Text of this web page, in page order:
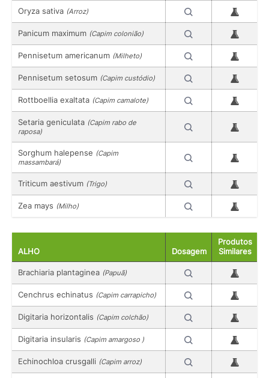
Oryza sativa (Arroz)
Panicum maximum (Capim colonião)
Pennisetum americanum (Milheto)
Pennisetum setosum (Capim custódio)
Rottboellia exaltata (Capim camalote)
Setaria geniculata (Capim rabo de
raposa)
Sorghum halepense (Capim
massambará)
Triticum aestivum (Trigo)
Zea mays (Milho)
ALHO Dosagem
Produtos
Similares
Brachiaria plantaginea (Papuã)
Cenchrus echinatus (Capim carrapicho)
Digitaria horizontalis (Capim colchão)
Digitaria insularis (Capim amargoso )
Echinochloa crusgalli (Capim arroz)